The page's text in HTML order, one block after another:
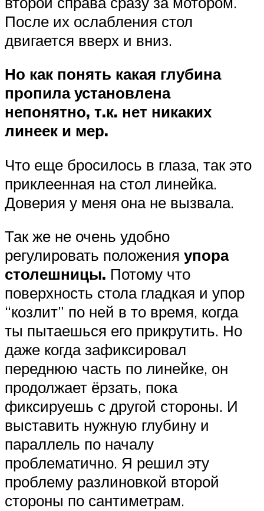
После их ослабления стол
двигается вверх и вниз.
Но как понять какая глубина
пропила установлена
непонятно, т.к. нет никаких
линеек и мер.
Что еще бросилось в глаза, так это
приклеенная на стол линейка.
Доверия у меня она не вызвала.
Так же не очень удобно
регулировать положения упора
столешницы. Потому что
поверхность стола гладкая и упор
“козлит” по ней в то время, когда
ты пытаешься его прикрутить. Но
даже когда зафиксировал
переднюю часть по линейке, он
продолжает ёрзать, пока
фиксируешь с другой стороны. И
выставить нужную глубину и
параллель по началу
проблематично. Я решил эту
проблему разлиновкой второй
стороны по сантиметрам.